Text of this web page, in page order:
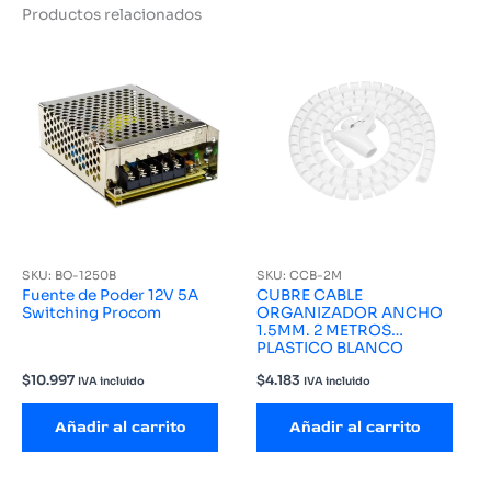
Productos relacionados
SKU: BO-1250B
Fuente de Poder 12V 5A
Switching Procom
$10.997 IVA incluido
Añadir al carrito
SKU: CCB-2M
CUBRE CABLE
ORGANIZADOR ANCHO
1.5MM. 2 METROS
PLASTICO BLANCO
$4.183 IVA incluido
Añadir al carrito